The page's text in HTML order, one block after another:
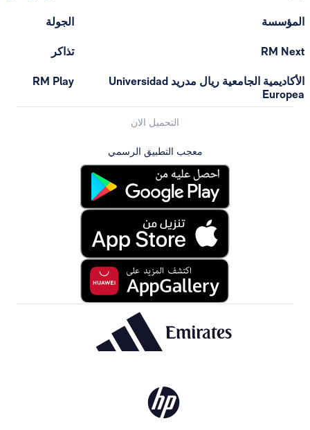
الأكاديمية الجامعية ريال مدريد Universidad RM Play
معجب التطبيق الرسمي